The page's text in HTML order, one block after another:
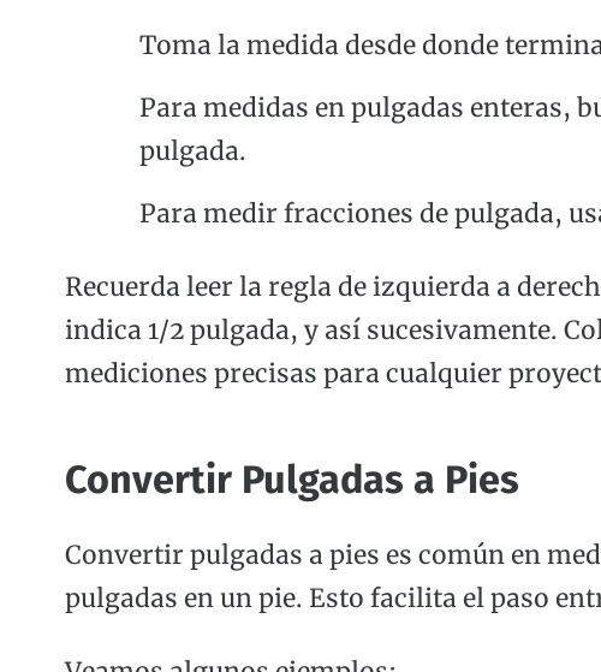
Toma la medida desde donde
Para medidas en pulgadas enteras,
pulgada.
Para medir fracciones de pulgada,
Recuerda leer la regla de izquierda a
indica 1/2 pulgada, y así sucesivamente.
mediciones precisas para cualquier
Convertir Pulgadas a Pies
Convertir pulgadas a pies es común en
pulgadas en un pie. Esto facilita el paso